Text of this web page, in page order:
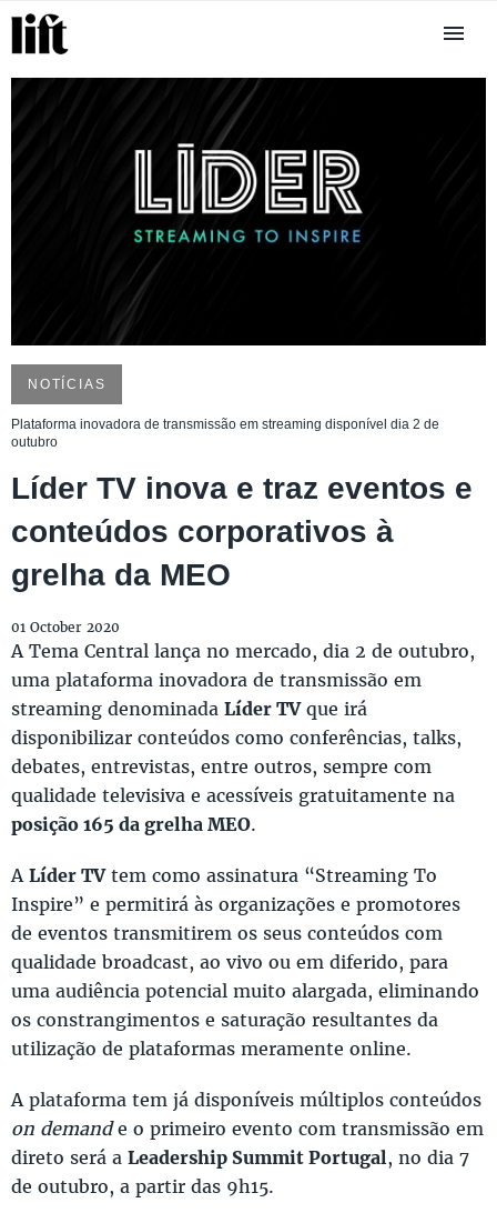
NOTÍCIAS
Plataforma inovadora de transmissão em streaming disponível dia 2 de
outubro
Líder TV inova e traz eventos e
conteúdos corporativos à
grelha da MEO
01 October 2020
A Tema Central lança no mercado, dia 2 de outubro,
uma plataforma inovadora de transmissão em
streaming denominada Líder TVque irá
disponibilizar conteúdos como conferências, talks,
debates, entrevistas, entre outros, sempre com
qualidade televisiva e acessíveis gratuitamente na
posição 165 da grelha MEO.
A Líder TVtem como assinatura “Streaming To
Inspire” e permitirá às organizações e promotores
de eventos transmitirem os seus conteúdos com
qualidade broadcast, ao vivo ou em diferido, para
uma audiência potencial muito alargada, eliminando
os constrangimentos e saturação resultantes da
utilização de plataformas meramente online.
A plataforma tem já disponíveis múltiplos conteúdos
on demande o primeiro evento com transmissão em
direto será a Leadership Summit Portugal, no dia 7
de outubro, a partir das 9h15.